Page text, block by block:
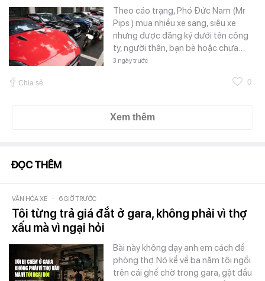
Theo cáo trạng, Phó Đức Nam (Mr
Pips ) mua nhiều xe sang, siêu xe
nhưng được đăng ký dưới tên công
ty, người thân, bạn bè hoặc chưa…
3 ngày trước
Chia sẻ 0
Xem thêm
ĐỌC THÊM
VĂN HÓA XE - 6 GIỜ TRƯỚC
Tôi từng trả giá đắt ở gara, không phải vì thợ
xấu mà vì ngại hỏi
Bài này không dạy anh em cách đề
phòng thợ. Nó kể về ba năm tôi ngồi
trên cái ghế chờ trong gara, gật đầu